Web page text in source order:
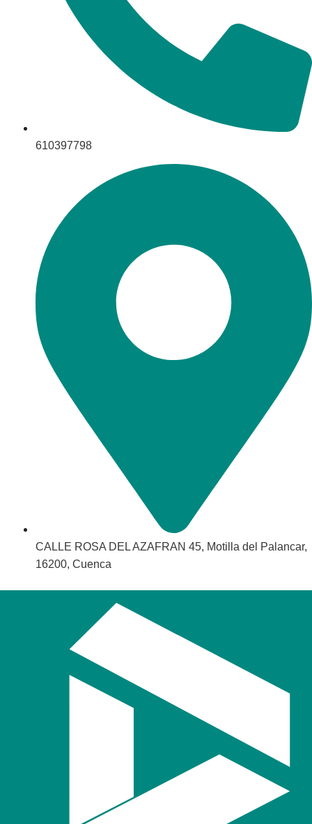
610397798
CALLE ROSA DEL AZAFRAN 45, Motilla del Palancar,
16200, Cuenca